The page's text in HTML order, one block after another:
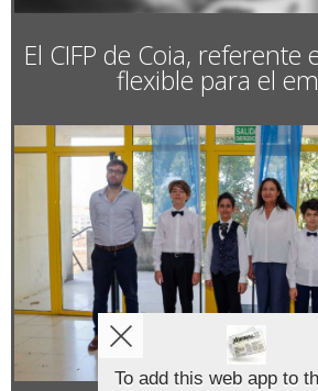
El CIFP de Coia,
flexible para el
To add this web app to